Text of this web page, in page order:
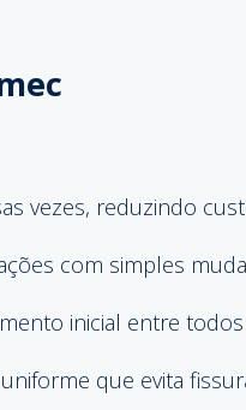
vezes, reduzindo
com simples
inicial entre
que evita